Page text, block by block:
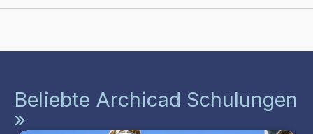
Beliebte Archicad Schulungen
»